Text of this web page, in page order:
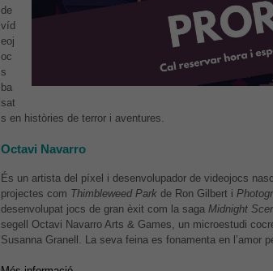
de
víd
eoj
oc
s
ba
sat
s en històries de terror i aventures.
Octavi Navarro
És un artista del píxel i desenvolupador de videojocs
projectes com Thimbleweed Park de Ron Gilbert i
desenvolupat jocs de gran èxit com la sagaMidnight
segell Octavi Navarro Arts & Games, un microestudi
Susanna Granell. La seva feina es fonamenta en l’amor
la
web
el